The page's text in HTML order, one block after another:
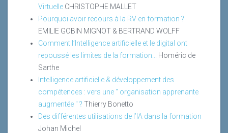
Virtuelle CHRISTOPHE MALLET
Pourquoi avoir recours à la RV en formation ?
EMILIE GOBIN MIGNOT & BERTRAND WOLFF
Comment l’Intelligence artificielle et le digital ont
repoussé les limites de la formation...
Homéric de
Sarthe
Intelligence artificielle & développement des
compétences : vers une " organisation apprenante
augmentée " ? Thierry Bonetto
Des différentes utilisations de l’IA dans la formation
Johan Michel